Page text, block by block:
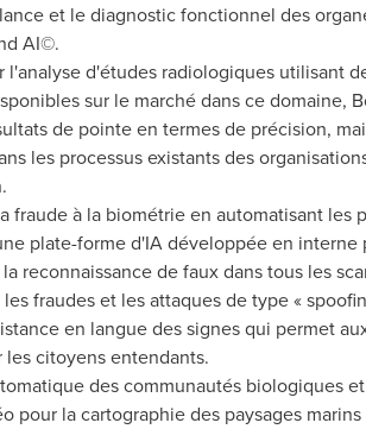
et le diagnostic fonctionnel des
AI©.
d'études radiologiques utilisant
sur le marché dans ce domaine,
de pointe en termes de précision,
les processus existants des
fraude à la biométrie en automatisant les
plate-forme d'IA développée en
reconnaissance de faux dans tous les
fraudes et les attaques de type «
en langue des signes qui permet
citoyens entendants.
des communautés biologiques
pour la cartographie des paysages